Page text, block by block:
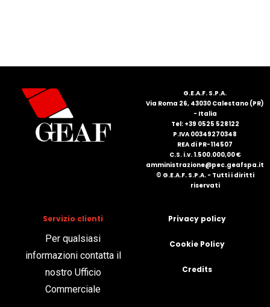
G.E.A.F. S.P.A.
Via Roma 26, 43030 Calestano (PR)
- Italia
Tel: +39 0525 528122
P.IVA 00349270348
REA di PR-114507
C.S. i.v. 1.500.000,00 €
amministrazione@pec.geafspa.it
© G.E.A.F. S.P.A. - Tutti i diritti
riservati
Servizio clienti
Per qualsiasi
informazioni contatta il
nostro Ufficio
Commerciale
Privacy policy
Cookie Policy
Credits